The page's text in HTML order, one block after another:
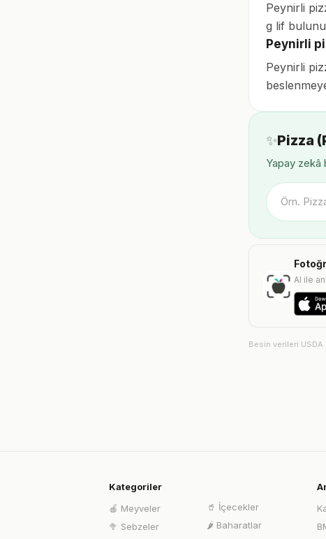
Peynirli
g lif
Peynirli
Peynirli
✨Pizza
Yapay zekâ
AI ile
Besin verileri
Kategoriler
🍎 Meyveler
🥦 Sebzeler
🥤 İçecekler
🌶️ Baharatlar